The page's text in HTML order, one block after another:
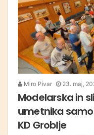
Miro Pivar 23. maj,
Modelarska in
umetnika
KD Groblje